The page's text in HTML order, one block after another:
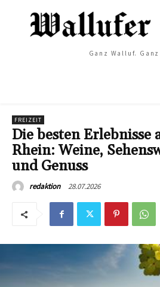
Ganz Walluf. Ganz
FREIZEIT
Die besten Erlebnisse
Rhein: Weine,
und Genuss
redaktion 28.07.2026